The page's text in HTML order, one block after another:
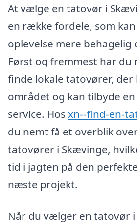
At vælge en tatovør i
en række fordele, som
oplevelse mere behagelig
Først og fremmest har du
finde lokale tatovører, der
området og kan tilbyde
service. Hos xn--find-en-
du nemt få et overblik
tatovører i Skævinge,
tid i jagten på den
næste projekt.
Når du vælger en tatovør